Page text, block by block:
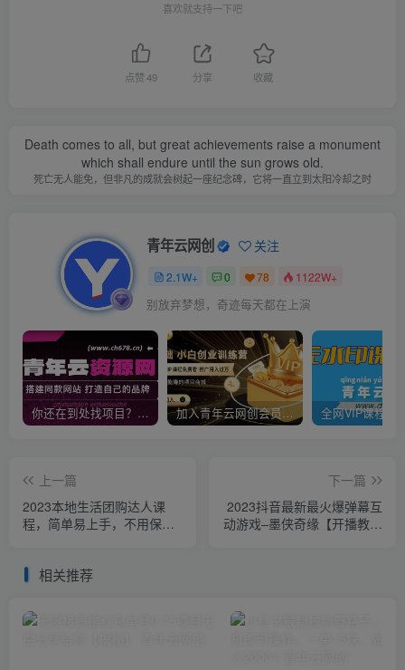
喜欢就支持一下吧
点赞49 分享 收藏
Death comes to all, but great achievements raise a monument
which shall endure until the sun grows old.
死亡无人能免，但非凡的成就会树起一座纪念碑，它将一直立到太阳冷却之时
青年云网创 关注
2.1W+ 0 78 1122W+
别放弃梦想，奇迹每天都在上演
你还在到处找项目？还在当韭菜？我靠卖项目一个月收入5万+，曾经我也是个失败者。 加入青年云网创会员，全站资源免费学习。加入高级合伙人，推广日入1000+
上一篇
2023本地生活团购达人课
程，简单易上手，不用保证
下一篇
2023抖音最新最火爆弹幕互
动游戏–墨侠奇缘【开播教程
相关推荐